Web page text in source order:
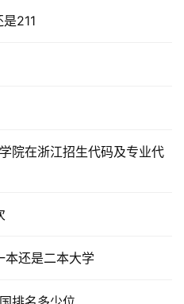
211
院在浙江招生代码及专业代
本还是二本大学